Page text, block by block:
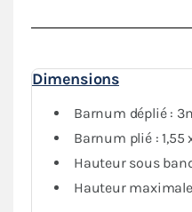
de gamme apportera
Il restesimple à monter
l’installer sans l’aide
tonnelle pliante offre une
environnement
Dimensions
Barnum déplié :
Barnum plié : 1,55
Hauteur sous
Hauteur